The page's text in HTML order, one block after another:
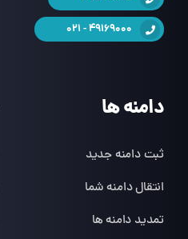
49169000 - 021
دامنه ها
ثبت دامنه جدید
انتقال دامنه شما
تمدید دامنه ها